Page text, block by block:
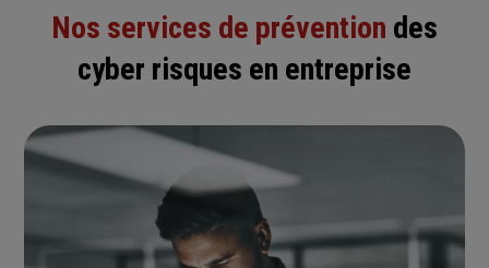
Nos services de prévention des
cyber risques en entreprise